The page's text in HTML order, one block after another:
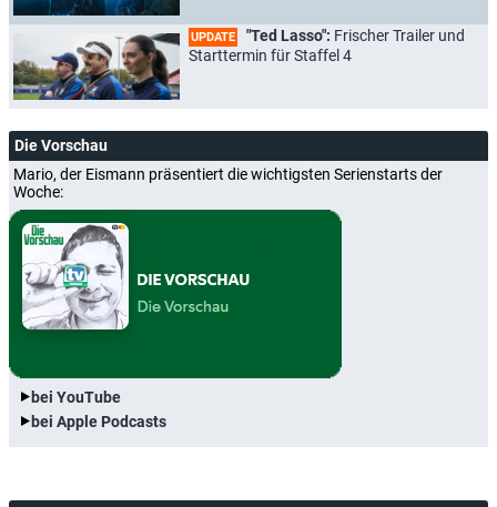
UPDATE "Ted Lasso": Frischer Trailer und
Starttermin für Staffel 4
Die Vorschau
Mario, der Eismann präsentiert die wichtigsten Serienstarts der
Woche:
bei YouTube
bei Apple Podcasts